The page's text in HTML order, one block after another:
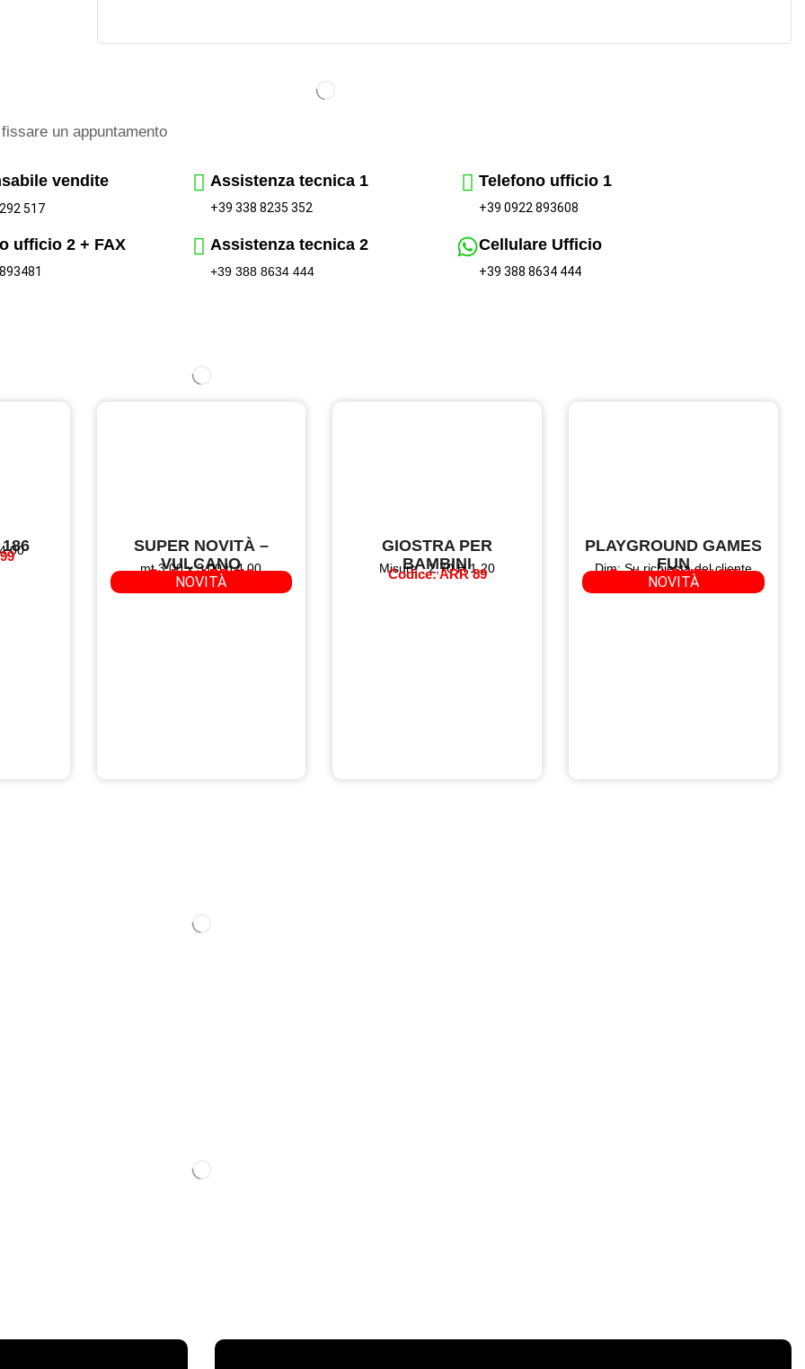
un appuntamento
vendite
517
Assistenza tecnica 1
+39 338 8235 352
Telefono ufficio 1
+39 0922 893608
ufficio 2 + FAX Assistenza tecnica 2
+39 388 8634 444
Cellulare Ufficio
+39 388 8634 444
SUPER NOVITÀ –
VULCANO
mt 3,00 x 3,00 h 4,00
Codice: ARR 118
NOVITÀ
GIOSTRA PER
BAMBINI
Misure : 2,70 H 1,20
Codice: ARR 89
PLAYGROUND GAMES
FUN
Dim: Su richiesta del cliente
Codice: NOVITA' 335
NOVITÀ